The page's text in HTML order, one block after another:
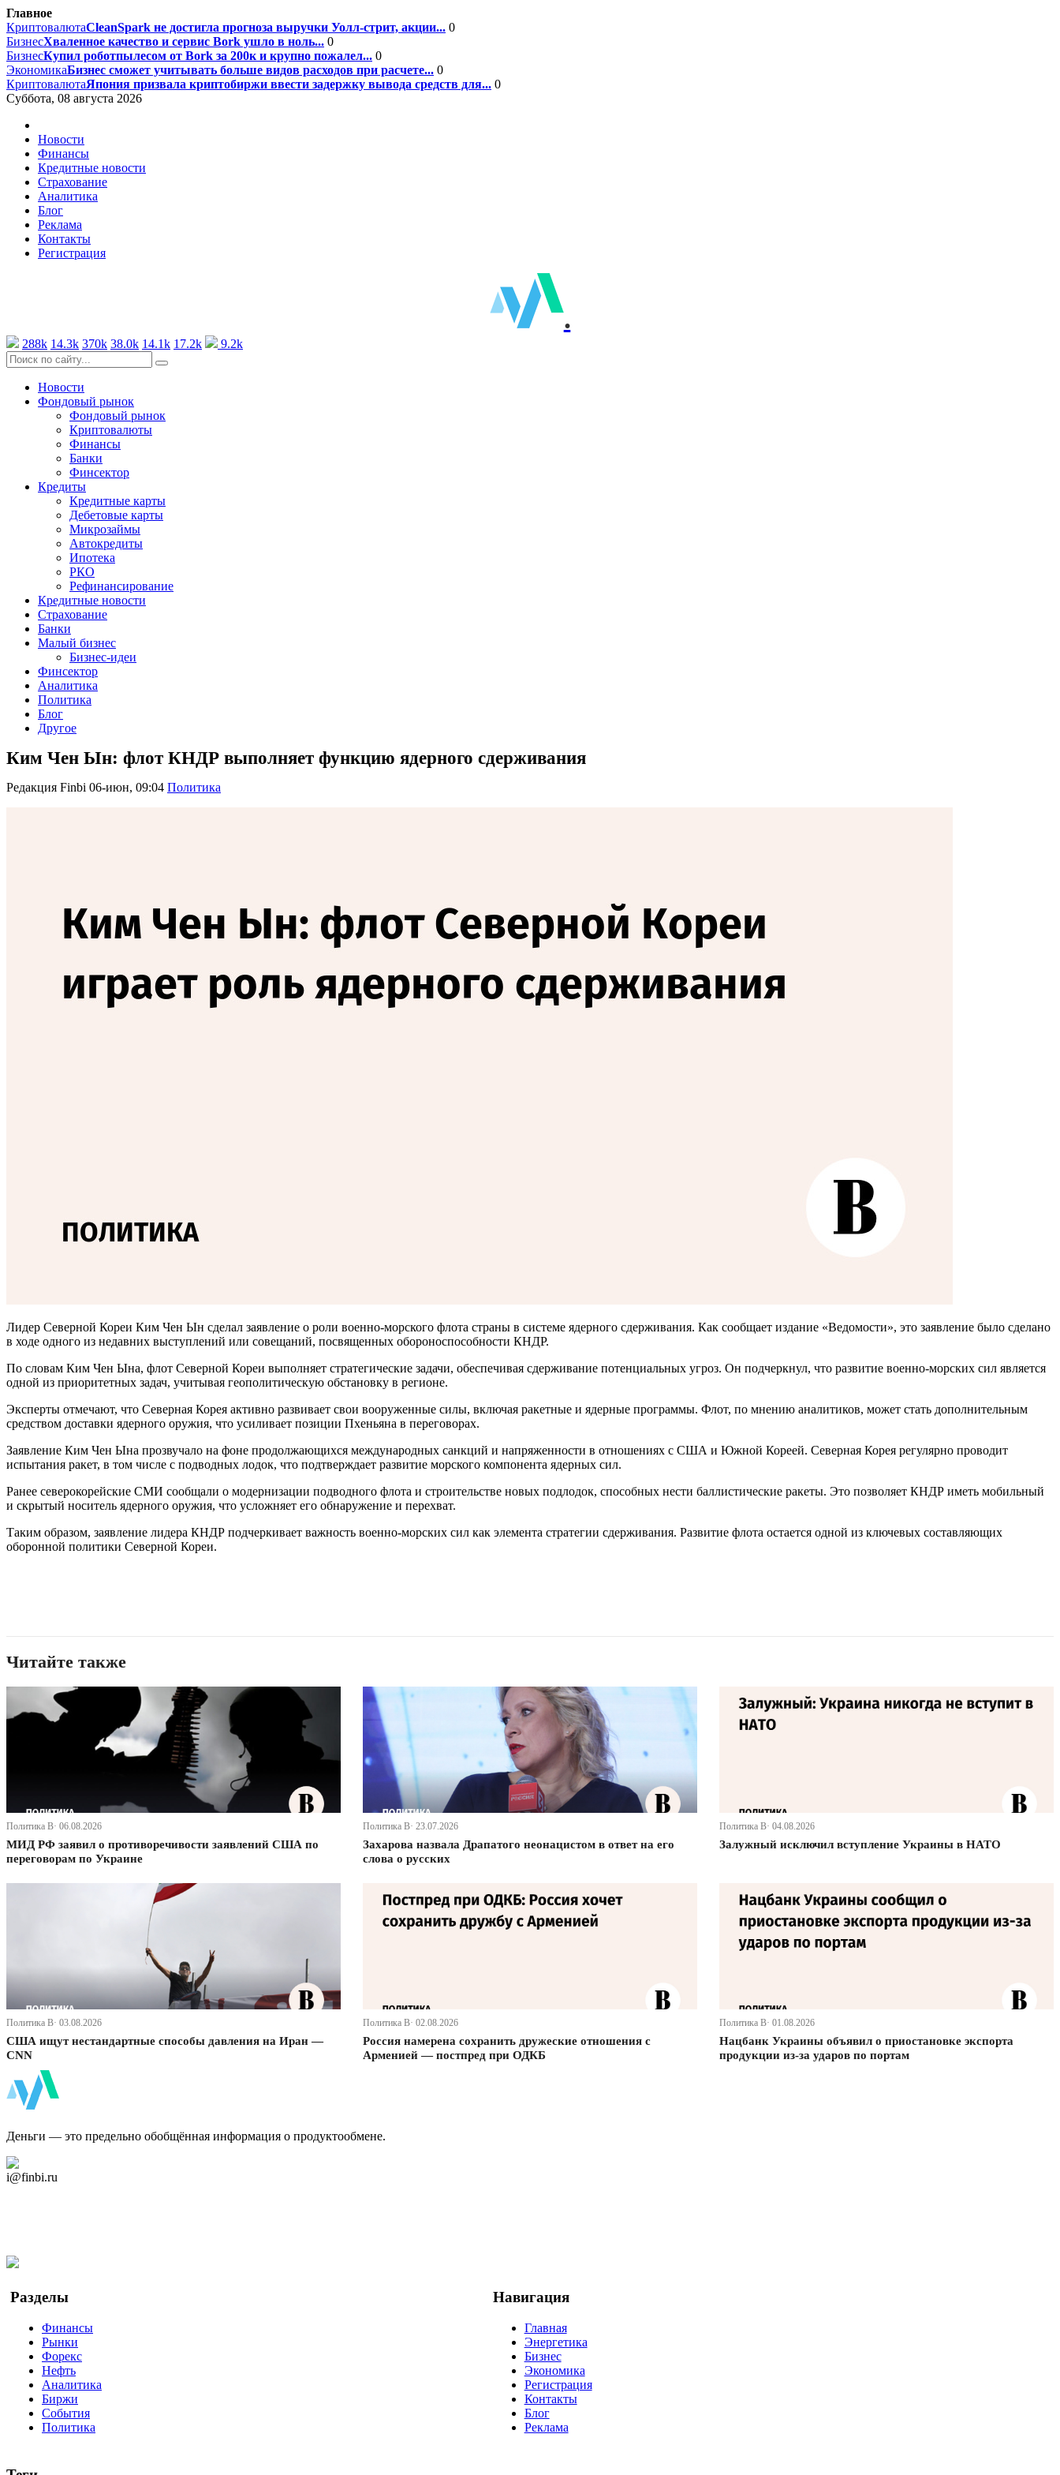
Главное
КриптовалютаCleanSpark не достигла прогноза выручки Уолл-стрит, акции... 0
БизнесХваленное качество и сервис Bork ушло в ноль... 0
БизнесКупил роботпылесом от Bork за 200к и крупно пожалел... 0
ЭкономикаБизнес сможет учитывать больше видов расходов при расчете... 0
КриптовалютаЯпония призвала криптобиржи ввести задержку вывода средств для... 0
Суббота, 08 августа 2026
Новости
Финансы
Кредитные новости
Страхование
Аналитика
Блог
Реклама
Контакты
Регистрация
.
288k 14.3k 370k 38.0k 14.1k 17.2k 9.2k
Новости
Фондовый рынок
Фондовый рынок
Криптовалюты
Финансы
Банки
Финсектор
Кредиты
Кредитные карты
Дебетовые карты
Микрозаймы
Автокредиты
Ипотека
РКО
Рефинансирование
Кредитные новости
Страхование
Банки
Малый бизнес
Бизнес-идеи
Финсектор
Аналитика
Политика
Блог
Другое
Ким Чен Ын: флот КНДР выполняет функцию ядерного сдерживания
Редакция Finbi 06-июн, 09:04 Политика
Лидер Северной Кореи Ким Чен Ын сделал заявление о роли военно-морского флота страны в системе ядерного сдерживания. Как сообщает издание «Ведомости», это заявление было сделано
в ходе одного из недавних выступлений или совещаний, посвященных обороноспособности КНДР.
По словам Ким Чен Ына, флот Северной Кореи выполняет стратегические задачи, обеспечивая сдерживание потенциальных угроз. Он подчеркнул, что развитие военно-морских сил является
одной из приоритетных задач, учитывая геополитическую обстановку в регионе.
Эксперты отмечают, что Северная Корея активно развивает свои вооруженные силы, включая ракетные и ядерные программы. Флот, по мнению аналитиков, может стать дополнительным
средством доставки ядерного оружия, что усиливает позиции Пхеньяна в переговорах.
Заявление Ким Чен Ына прозвучало на фоне продолжающихся международных санкций и напряженности в отношениях с США и Южной Кореей. Северная Корея регулярно проводит
испытания ракет, в том числе с подводных лодок, что подтверждает развитие морского компонента ядерных сил.
Ранее северокорейские СМИ сообщали о модернизации подводного флота и строительстве новых подлодок, способных нести баллистические ракеты. Это позволяет КНДР иметь мобильный
и скрытый носитель ядерного оружия, что усложняет его обнаружение и перехват.
Таким образом, заявление лидера КНДР подчеркивает важность военно-морских сил как элемента стратегии сдерживания. Развитие флота остается одной из ключевых составляющих
оборонной политики Северной Кореи.
Читайте также
Политика В· 06.08.2026
МИД РФ заявил о противоречивости заявлений США по
переговорам по Украине
Политика В· 23.07.2026
Захарова назвала Драпатого неонацистом в ответ на его
слова о русских
Политика В· 04.08.2026
Залужный исключил вступление Украины в НАТО
Политика В· 03.08.2026
США ищут нестандартные способы давления на Иран —
CNN
Политика В· 02.08.2026
Россия намерена сохранить дружеские отношения с
Арменией — постпред при ОДКБ
Политика В· 01.08.2026
Нацбанк Украины объявил о приостановке экспорта
продукции из-за ударов по портам
Деньги — это предельно обобщённая информация о продуктообмене.
i@finbi.ru
Разделы
Финансы
Рынки
Форекс
Нефть
Аналитика
Биржи
События
Политика
Навигация
Главная
Энергетика
Бизнес
Экономика
Регистрация
Контакты
Блог
Реклама